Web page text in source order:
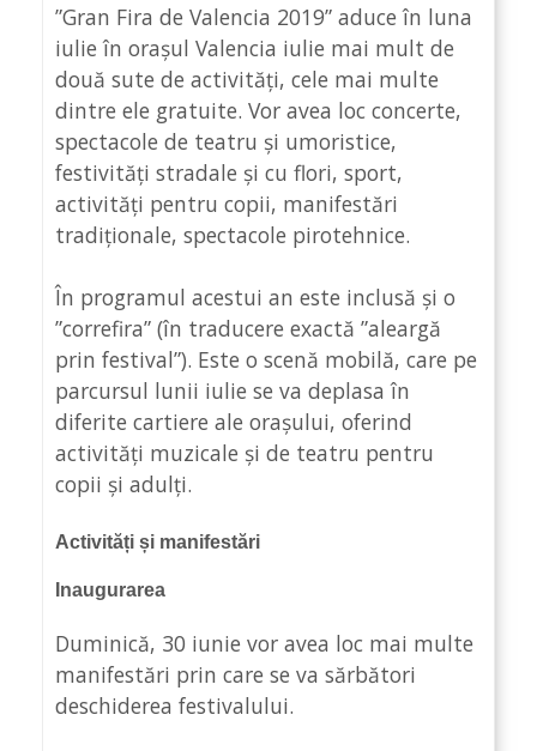
”Gran Fira de Valencia 2019” aduce în luna
iulie în orașul Valencia iulie mai mult de
două sute de activități, cele mai multe
dintre ele gratuite. Vor avea loc concerte,
spectacole de teatru și umoristice,
festivități stradale și cu flori, sport,
activități pentru copii, manifestări
tradiționale, spectacole pirotehnice.
În programul acestui an este inclusă și o
”correfira” (în traducere exactă ”aleargă
prin festival”). Este o scenă mobilă, care pe
parcursul lunii iulie se va deplasa în
diferite cartiere ale orașului, oferind
activități muzicale și de teatru pentru
copii și adulți.
Activități și manifestări
Inaugurarea
Duminică, 30 iunie vor avea loc mai multe
manifestări prin care se va sărbători
deschiderea festivalului.